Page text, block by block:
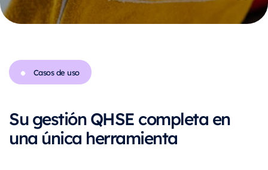
Casos de uso
Su gestión QHSE completa en
una única herramienta